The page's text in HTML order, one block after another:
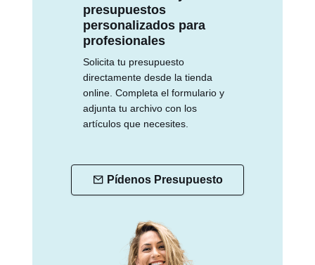
presupuestos
personalizados para
profesionales
Solicita tu presupuesto
directamente desde la tienda
online. Completa el formulario y
adjunta tu archivo con los
artículos que necesites.
Pídenos Presupuesto